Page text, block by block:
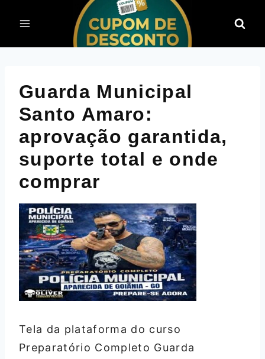
para
o
Guarda Municipal
Santo Amaro:
aprovação garantida,
suporte total e onde
comprar
Tela da plataforma do curso
Preparatório Completo Guarda